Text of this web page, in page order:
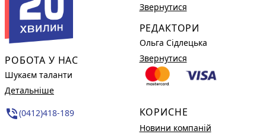
РОБОТА У НАС
Шукаєм таланти
Детальніше
phone_in_talk(0412)418-189
Звернутися
РЕДАКТОРИ
Ольга Сідлецька
Звернутися
КОРИСНЕ
Новини компаній